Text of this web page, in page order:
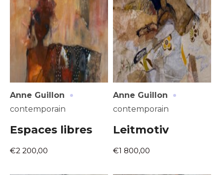
Adresse email*
Statut / Organisation
Adresse email*
Anne Guillon ·
contemporain
Espaces libres
€2 200,00
Anne Guillon ·
contemporain
Leitmotiv
€1 800,00